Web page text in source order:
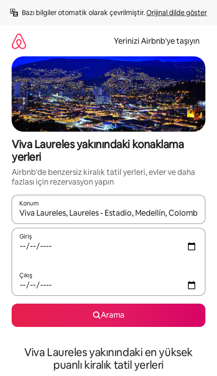
atla
Bazı bilgiler otomatik olarak çevrilmiştir. Orijinal dilde göster
Yerinizi Airbnb'ye taşıyın
Viva Laureles yakınındaki konaklama
yerleri
Airbnb'de benzersiz kiralık tatil yerleri, evler ve daha
fazlası için rezervasyon yapın
Konum
Sonuçlar kullanılabilir olduğunda yukarı ve aşağı oklarıyla
Giriş
Çıkış
Arama
Viva Laureles yakınındaki en yüksek
puanlı kiralık tatil yerleri